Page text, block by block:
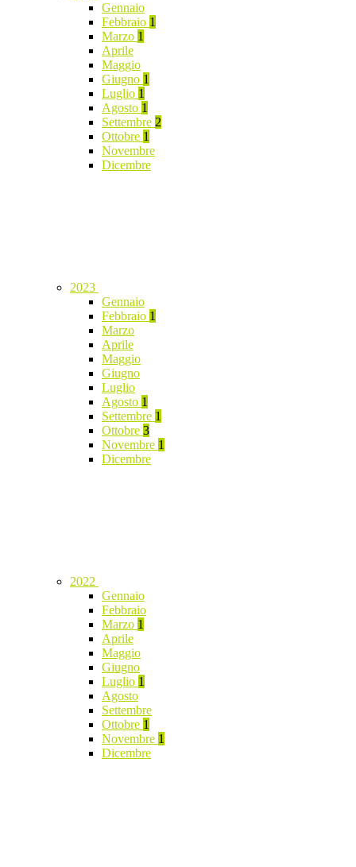
Gennaio
Febbraio 1
Marzo 1
Aprile
Maggio
Giugno 1
Luglio 1
Agosto 1
Settembre 2
Ottobre 1
Novembre
Dicembre
2023
Gennaio
Febbraio 1
Marzo
Aprile
Maggio
Giugno
Luglio
Agosto 1
Settembre 1
Ottobre 3
Novembre 1
Dicembre
2022
Gennaio
Febbraio
Marzo 1
Aprile
Maggio
Giugno
Luglio 1
Agosto
Settembre
Ottobre 1
Novembre 1
Dicembre